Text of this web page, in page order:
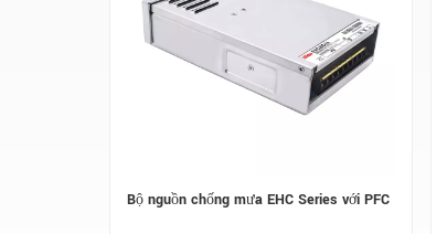
Bộ nguồn chống mưa EHC Series với PFC